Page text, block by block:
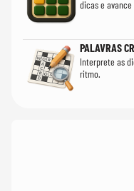
dicas e
PALAVRAS
Interprete as
ritmo.